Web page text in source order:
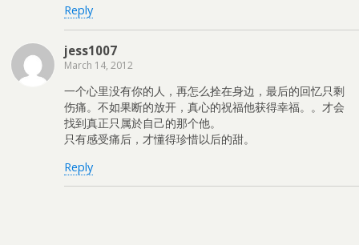
Reply
jess1007
March 14, 2012
一个心里没有你的人，再怎么拴在身边，最后的回忆只剩
伤痛。不如果断的放开，真心的祝福他获得幸福。。才会
找到真正只属於自己的那个他。
只有感受痛后，才懂得珍惜以后的甜。
Reply